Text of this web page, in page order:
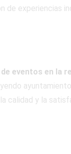
de experiencias
eventos en la
calidad y la